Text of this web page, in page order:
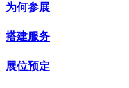
为何参展
搭建服务
展位预定